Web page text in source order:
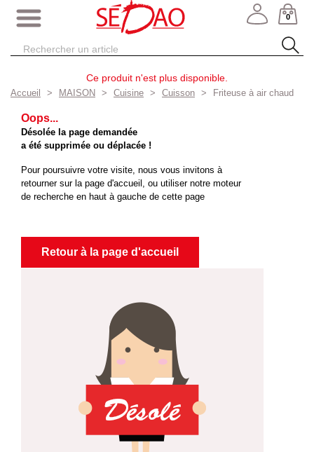
0
Ce produit n'est plus disponible.
Accueil
MAISON Cuisine Cuisson Friteuse à air chaud
Oops...
Désolée la page demandée
a été supprimée ou déplacée !
Pour poursuivre votre visite, nous vous invitons à
retourner sur la page d'accueil, ou utiliser notre moteur
de recherche en haut à gauche de cette page
Retour à la page d'accueil